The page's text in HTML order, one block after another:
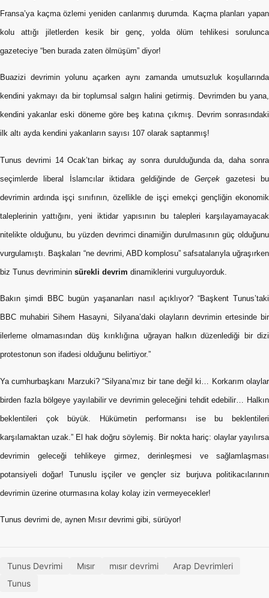
Fransa’ya kaçma özlemi yeniden canlanmış durumda. Kaçma planları yapan
kolu attığı jiletlerden kesik bir genç, yolda ölüm tehlikesi sorulunca
gazeteciye “ben burada zaten ölmüşüm” diyor!
Buazizi devrimin yolunu açarken aynı zamanda umutsuzluk koşullarında
kendini yakmayı da bir toplumsal salgın halini getirmiş. Devrimden bu yana,
kendini yakanlar eski döneme göre beş katına çıkmış. Devrim sonrasındaki
ilk altı ayda kendini yakanların sayısı 107 olarak saptanmış!
Tunus devrimi 14 Ocak’tan birkaç ay sonra durulduğunda da, daha sonra
seçimlerde liberal İslamcılar iktidara geldiğinde deGerçek gazetesi bu
devrimin ardında işçi sınıfının, özellikle de işçi emekçi gençliğin ekonomik
taleplerinin yattığını, yeni iktidar yapısının bu talepleri karşılayamayacak
nitelikte olduğunu, bu yüzden devrimci dinamiğin durulmasının güç olduğunu
vurgulamıştı. Başkaları “ne devrimi, ABD komplosu” safsatalarıyla uğraşırken
biz Tunus devriminin sürekli devrim dinamiklerini vurguluyorduk.
Bakın şimdi BBC bugün yaşananları nasıl açıklıyor? “Başkent Tunus’taki
BBC muhabiri Sihem Hasayni, Silyana’daki olayların devrimin ertesinde bir
ilerleme olmamasından düş kırıklığına uğrayan halkın düzenlediği bir dizi
protestonun son ifadesi olduğunu belirtiyor.”
Ya cumhurbaşkanı Marzuki? “Silyana’mız bir tane değil ki… Korkarım olaylar
birden fazla bölgeye yayılabilir ve devrimin geleceğini tehdit edebilir… Halkın
beklentileri çok büyük. Hükümetin performansı ise bu beklentileri
karşılamaktan uzak.” El hak doğru söylemiş. Bir nokta hariç: olaylar yayılırsa
devrimin geleceği tehlikeye girmez, derinleşmesi ve sağlamlaşması
potansiyeli doğar! Tunuslu işçiler ve gençler siz burjuva politikacılarının
devrimin üzerine oturmasına kolay kolay izin vermeyecekler!
Tunus devrimi de, aynen Mısır devrimi gibi, sürüyor!
Tunus Devrimi Mısır mısır devrimi
Arap Devrimleri
Tunus